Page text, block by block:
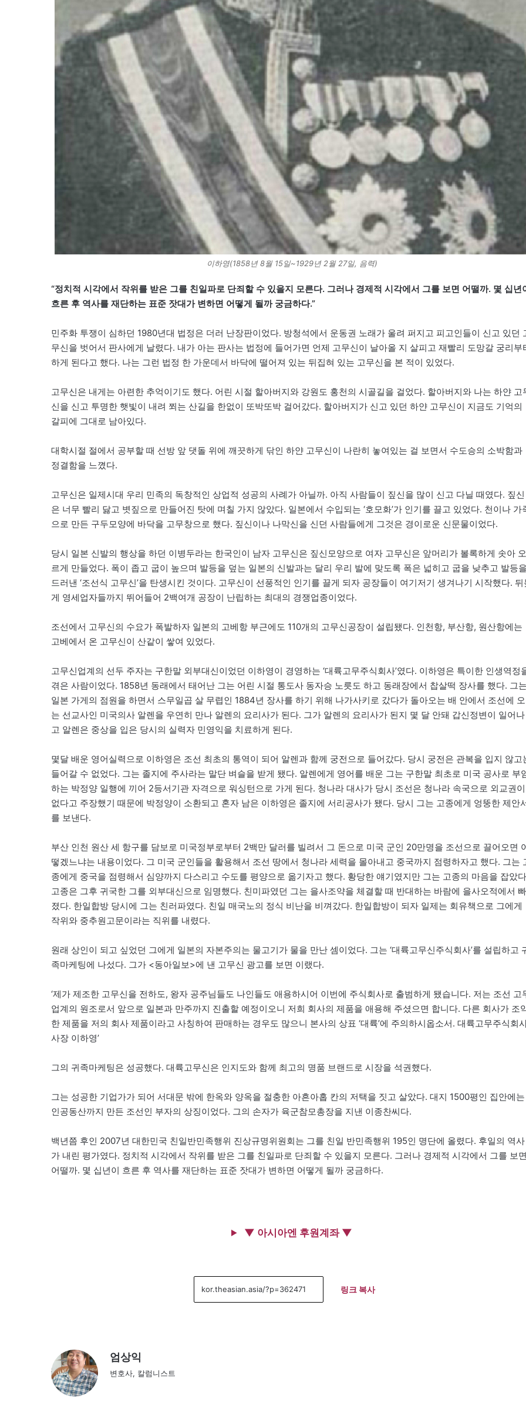
이하영(1858년 8월 15일~1929년 2월 27일, 음력)
“정치적 시각에서 작위를 받은 그를 친일파로 단죄할 수 있을지 모른다. 그러나 경제적 시각에서 그를 보면 어떨까. 몇 십년
흐른 후 역사를 재단하는 표준 잣대가 변하면 어떻게 될까 궁금하다.”
민주화 투쟁이 심하던 1980년대 법정은 더러 난장판이었다. 방청석에서 운동권 노래가 울려 퍼지고 피고인들이 신고 있던
무신을 벗어서 판사에게 날렸다. 내가 아는 판사는 법정에 들어가면 언제 고무신이 날아올 지 살피고 재빨리 도망갈 궁리부
하게 된다고 했다. 나는 그런 법정 한 가운데서 바닥에 떨어져 있는 뒤집혀 있는 고무신을 본 적이 있었다.
고무신은 내게는 아련한 추억이기도 했다. 어린 시절 할아버지와 강원도 홍천의 시골길을 걸었다. 할아버지와 나는 하얀 고
신을 신고 투명한 햇빛이 내려 쬐는 산길을 한없이 또박또박 걸어갔다. 할아버지가 신고 있던 하얀 고무신이 지금도 기억의
갈피에 그대로 남아있다.
대학시절 절에서 공부할 때 선방 앞 댓돌 위에 깨끗하게 닦인 하얀 고무신이 나란히 놓여있는 걸 보면서 수도승의 소박함과
정결함을 느꼈다.
고무신은 일제시대 우리 민족의 독창적인 상업적 성공의 사례가 아닐까. 아직 사람들이 짚신을 많이 신고 다닐 때였다. 짚신
은 너무 빨리 닳고 볏짚으로 만들어진 탓에 며칠 가지 않았다. 일본에서 수입되는 ‘호모화’가 인기를 끌고 있었다. 천이나 가
으로 만든 구두모양에 바닥을 고무창으로 했다. 짚신이나 나막신을 신던 사람들에게 그것은 경이로운 신문물이었다.
당시 일본 신발의 행상을 하던 이병두라는 한국인이 남자 고무신은 짚신모양으로 여자 고무신은 앞머리가 볼록하게 솟아 오
르게 만들었다. 폭이 좁고 굽이 높으며 발등을 덮는 일본의 신발과는 달리 우리 발에 맞도록 폭은 넓히고 굽을 낮추고 발등을
드러낸 ‘조선식 고무신’을 탄생시킨 것이다. 고무신이 선풍적인 인기를 끌게 되자 공장들이 여기저기 생겨나기 시작했다. 뒤
게 영세업자들까지 뛰어들어 2백여개 공장이 난립하는 최대의 경쟁업종이었다.
조선에서 고무신의 수요가 폭발하자 일본의 고베항 부근에도 110개의 고무신공장이 설립됐다. 인천항, 부산항, 원산항에는
고베에서 온 고무신이 산같이 쌓여 있었다.
고무신업계의 선두 주자는 구한말 외부대신이었던 이하영이 경영하는 ‘대륙고무주식회사’였다. 이하영은 특이한 인생역정
겪은 사람이었다. 1858년 동래에서 태어난 그는 어린 시절 통도사 동자승 노릇도 하고 동래장에서 찹살떡 장사를 했다. 그는
일본 가게의 점원을 하면서 스무일곱 살 무렵인 1884년 장사를 하기 위해 나가사키로 갔다가 돌아오는 배 안에서 조선에 오
는 선교사인 미국의사 알렌을 우연히 만나 알렌의 요리사가 된다. 그가 알렌의 요리사가 된지 몇 달 안돼 갑신정변이 일어나
고 알렌은 중상을 입은 당시의 실력자 민영익을 치료하게 된다.
몇달 배운 영어실력으로 이하영은 조선 최초의 통역이 되어 알렌과 함께 궁전으로 들어갔다. 당시 궁전은 관복을 입지 않고
들어갈 수 없었다. 그는 졸지에 주사라는 말단 벼슬을 받게 됐다. 알렌에게 영어를 배운 그는 구한말 최초로 미국 공사로 부
하는 박정양 일행에 끼어 2등서기관 자격으로 워싱턴으로 가게 된다. 청나라 대사가 당시 조선은 청나라 속국으로 외교권이
없다고 주장했기 때문에 박정양이 소환되고 혼자 남은 이하영은 졸지에 서리공사가 됐다. 당시 그는 고종에게 엉뚱한 제안
를 보낸다.
부산 인천 원산 세 항구를 담보로 미국정부로부터 2백만 달러를 빌려서 그 돈으로 미국 군인 20만명을 조선으로 끌어오면
떻겠느냐는 내용이었다. 그 미국 군인들을 활용해서 조선 땅에서 청나라 세력을 몰아내고 중국까지 점령하자고 했다. 그는
종에게 중국을 점령해서 심양까지 다스리고 수도를 평양으로 옮기자고 했다. 황당한 얘기였지만 그는 고종의 마음을 잡았
고종은 그후 귀국한 그를 외부대신으로 임명했다. 친미파였던 그는 을사조약을 체결할 때 반대하는 바람에 을사오적에서 빠
졌다. 한일합방 당시에 그는 친러파였다. 친일 매국노의 정식 비난을 비껴갔다. 한일합방이 되자 일제는 회유책으로 그에게
작위와 중추원고문이라는 직위를 내렸다.
원래 상인이 되고 싶었던 그에게 일본의 자본주의는 물고기가 물을 만난 셈이었다. 그는 ‘대륙고무신주식회사’를 설립하고
족마케팅에 나섰다. 그가 <동아일보>에 낸 고무신 광고를 보면 이랬다.
‘제가 제조한 고무신을 전하도, 왕자 공주님들도 나인들도 애용하시어 이번에 주식회사로 출범하게 됐습니다. 저는 조선 고
업계의 원조로서 앞으로 일본과 만주까지 진출할 예정이오니 저희 회사의 제품을 애용해 주셨으면 합니다. 다른 회사가 조
한 제품을 저의 회사 제품이라고 사칭하여 판매하는 경우도 많으니 본사의 상표 ‘대륙’에 주의하시옵소서. 대륙고무주식회
사장 이하영’
그의 귀족마케팅은 성공했다. 대륙고무신은 인지도와 함께 최고의 명품 브랜드로 시장을 석권했다.
그는 성공한 기업가가 되어 서대문 밖에 한옥와 양옥을 절충한 아흔아홉 칸의 저택을 짓고 살았다. 대지 1500평인 집안에는
인공동산까지 만든 조선인 부자의 상징이었다. 그의 손자가 육군참모총장을 지낸 이종찬씨다.
백년쯤 후인 2007년 대한민국 친일반민족행위 진상규명위원회는 그를 친일 반민족행위 195인 명단에 올렸다. 후일의 역사
가 내린 평가였다. 정치적 시각에서 작위를 받은 그를 친일파로 단죄할 수 있을지 모른다. 그러나 경제적 시각에서 그를 보면
어떨까. 몇 십년이 흐른 후 역사를 재단하는 표준 잣대가 변하면 어떻게 될까 궁금하다.
▼ 아시아엔 후원계좌 ▼
링크 복사
엄상익
변호사, 칼럼니스트